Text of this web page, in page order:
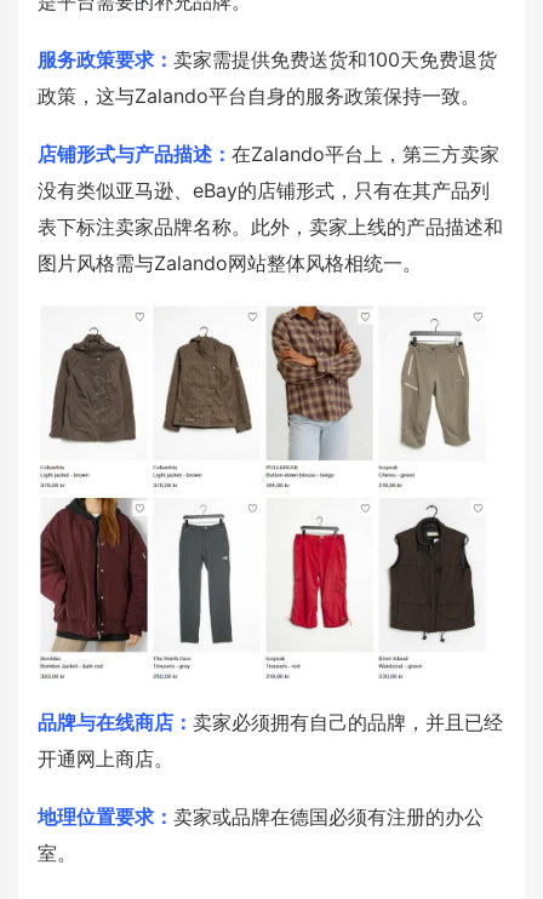
服务政策要求： 卖家需提供免费送货和100天免费退货
政策，这与Zalando平台自身的服务政策保持一致。
店铺形式与产品描述： 在Zalando平台上，第三方卖家
没有类似亚马逊、eBay的店铺形式，只有在其产品列
表下标注卖家品牌名称。此外，卖家上线的产品描述和
图片风格需与Zalando网站整体风格相统一。
品牌与在线商店： 卖家必须拥有自己的品牌，并且已经
开通网上商店。
地理位置要求： 卖家或品牌在德国必须有注册的办公
室。